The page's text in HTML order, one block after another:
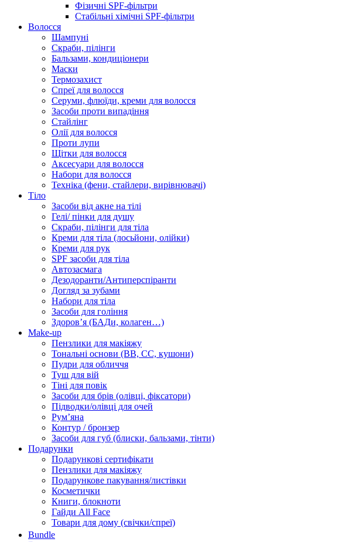
Фізичні SPF-фільтри
Стабільні хімічні SPF-фільтри
Волосся
Шампуні
Скраби, пілінги
Бальзами, кондиціонери
Маски
Термозахист
Спреї для волосся
Серуми, флюїди, креми для волосся
Засоби проти випадіння
Стайлінг
Олії для волосся
Проти лупи
Щітки для волосся
Аксесуари для волосся
Набори для волосся
Техніка (фени, стайлери, вирівнювачі)
Тіло
Засоби від акне на тілі
Гелі/ пінки для душу
Скраби, пілінги для тіла
Креми для тіла (лосьйони, олійки)
Креми для рук
SPF засоби для тіла
Автозасмага
Дезодоранти/Антиперспіранти
Догляд за зубами
Набори для тіла
Засоби для гоління
Здоровʼя (БАДи, колаген…)
Make-up
Пензлики для макіяжу
Тональні основи (BB, CC, кушони)
Пудри для обличчя
Туш для вій
Тіні для повік
Засоби для брів (олівці, фіксатори)
Підводки/олівці для очей
Румʼяна
Контур / бронзер
Засоби для губ (блиски, бальзами, тінти)
Подарунки
Подарункові сертифікати
Пензлики для макіяжу
Подарункове пакування/листівки
Косметички
Книги, блокноти
Гайди All Face
Товари для дому (свічки/спреї)
Bundle